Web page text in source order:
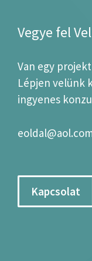
Vegye fel
Van egy
Lépjen velünk
ingyenes
Kapcsolat